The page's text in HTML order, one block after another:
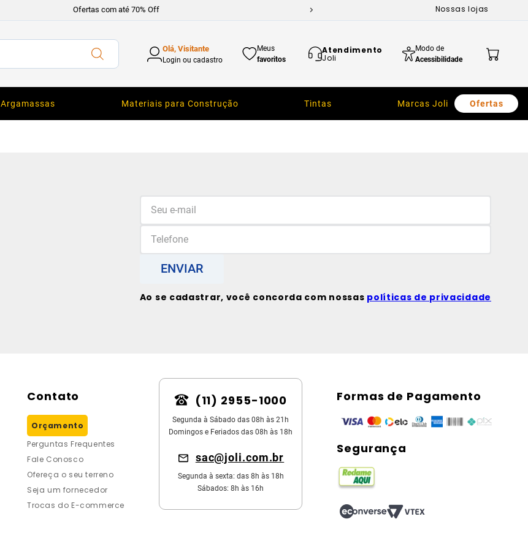
Ofertas com até 70% Off Nossas lojas
Olá, Visitante
Login ou cadastro
Meus
favoritos
Atendimento
Joli
Modo de
Acessibilidade
Argamassas Materiais para Construção Tintas Marcas Joli Ofertas
ENVIAR
Ao se cadastrar, você concorda com nossas políticas de privacidade
Contato
Orçamento
Perguntas Frequentes
Fale Conosco
Ofereça o seu terreno
Seja um fornecedor
Trocas do E-commerce
(11) 2955-1000
Segunda à Sábado das 08h às 21h
Domingos e Feriados das 08h às 18h
sac@joli.com.br
Segunda à sexta: das 8h às 18h
Sábados: 8h às 16h
Formas de Pagamento
Segurança